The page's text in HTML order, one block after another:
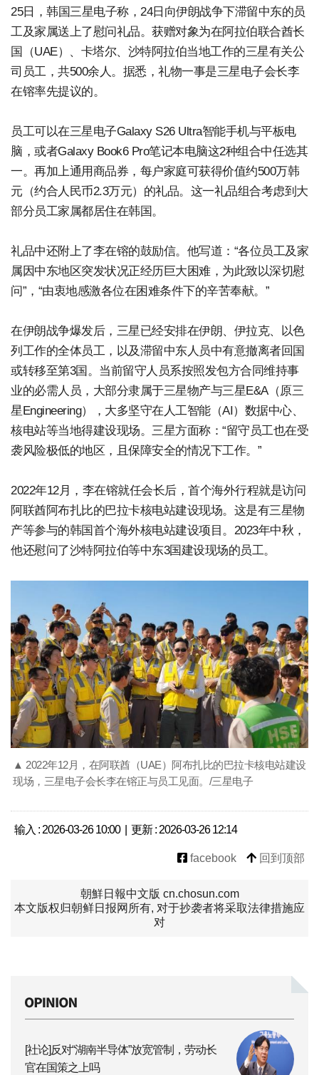
25日，韩国三星电子称，24日向伊朗战争下滞留中东的员
工及家属送上了慰问礼品。获赠对象为在阿拉伯联合酋长
国（UAE）、卡塔尔、沙特阿拉伯当地工作的三星有关公
司员工，共500余人。据悉，礼物一事是三星电子会长李
在镕率先提议的。
员工可以在三星电子Galaxy S26 Ultra智能手机与平板电
脑，或者Galaxy Book6 Pro笔记本电脑这2种组合中任选其
一。再加上通用商品券，每户家庭可获得价值约500万韩
元（约合人民币2.3万元）的礼品。这一礼品组合考虑到大
部分员工家属都居住在韩国。
礼品中还附上了李在镕的鼓励信。他写道：“各位员工及家
属因中东地区突发状况正经历巨大困难，为此致以深切慰
问”，“由衷地感激各位在困难条件下的辛苦奉献。”
在伊朗战争爆发后，三星已经安排在伊朗、伊拉克、以色
列工作的全体员工，以及滞留中东人员中有意撤离者回国
或转移至第3国。当前留守人员系按照发包方合同维持事
业的必需人员，大部分隶属于三星物产与三星E&A（原三
星Engineering），大多坚守在人工智能（AI）数据中心、
核电站等当地得建设现场。三星方面称：“留守员工也在受
袭风险极低的地区，且保障安全的情况下工作。”
2022年12月，李在镕就任会长后，首个海外行程就是访问
阿联酋阿布扎比的巴拉卡核电站建设现场。这是有三星物
产等参与的韩国首个海外核电站建设项目。2023年中秋，
他还慰问了沙特阿拉伯等中东3国建设现场的员工。
▲ 2022年12月，在阿联酋（UAE）阿布扎比的巴拉卡核电站建设
现场，三星电子会长李在镕正与员工见面。/三星电子
输入 : 2026-03-26 10:00 | 更新 : 2026-03-26 12:14
facebook 回到顶部
朝鮮日報中文版 cn.chosun.com
本文版权归朝鲜日报网所有, 对于抄袭者将采取法律措施应
对
[社论]反对“湖南半导体”放宽管制，劳动长
官在国策之上吗